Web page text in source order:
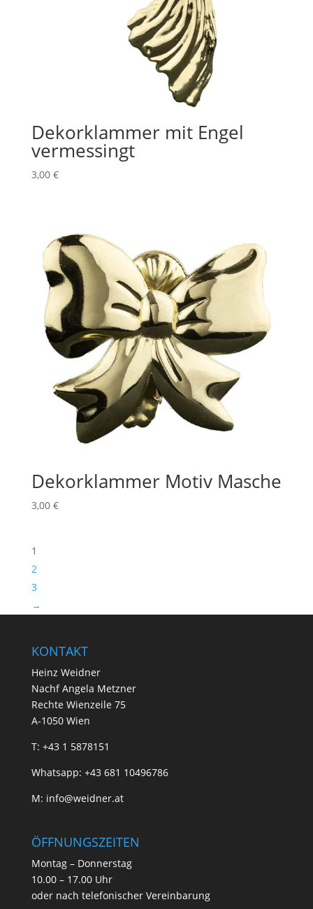
Dekorklammer mit Engel
vermessingt
3,00 €
Dekorklammer Motiv Masche
3,00 €
1
2
3
→
KONTAKT
Heinz Weidner
Nachf Angela Metzner
Rechte Wienzeile 75
A-1050 Wien
T: +43 1 5878151
Whatsapp: +43 681 10496786
M: info@weidner.at
ÖFFNUNGSZEITEN
Montag – Donnerstag
10.00 – 17.00 Uhr
oder nach telefonischer Vereinbarung